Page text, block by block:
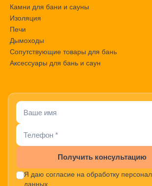
Камни для бани и сауны
Изоляция
Печи
Дымоходы
Сопутствующие товары для бань
Аксессуары для бань и саун
Получить консультацию
Я даю согласие на обработку
данных